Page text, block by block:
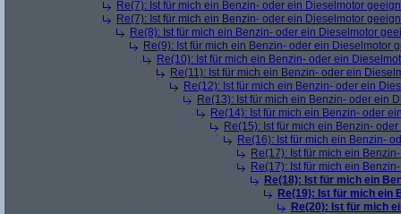
Re(7): Ist für mich ein Benzin- oder ein Dieselmotor
Re(7): Ist für mich ein Benzin- oder ein Dieselmotor
Re(8): Ist für mich ein Benzin- oder ein Dieselmotor
Re(9): Ist für mich ein Benzin- oder ein Dieselmotor
Re(10): Ist für mich ein Benzin- oder ein
Re(11): Ist für mich ein Benzin- oder ein
Re(12): Ist für mich ein Benzin- oder ein
Re(13): Ist für mich ein Benzin- oder ein
Re(14): Ist für mich ein Benzin- oder
Re(15): Ist für mich ein Benzin-
Re(16): Ist für mich ein Benzin-
Re(17): Ist für mich ein
Re(17): Ist für mich ein
Re(18): Ist für mich ein
Re(19): Ist für mich ein
Re(20): Ist für mich